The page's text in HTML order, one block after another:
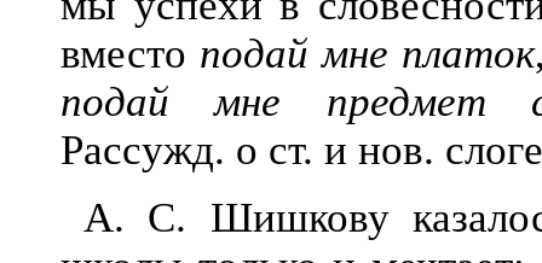
вместо подай мне платок
подай мне предмет
Рассужд. о ст. и нов.
А. С. Шишкову